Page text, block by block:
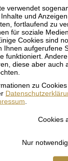
verwendet
und
fortlaufend zu
für soziale
Cookies sind
Ihnen aufgerufene
funktioniert.
diese aber auch
zu
Cookies
Nur
zählte bereits
er Ende 1944
verschleppt
zu
Nachkriegszeit